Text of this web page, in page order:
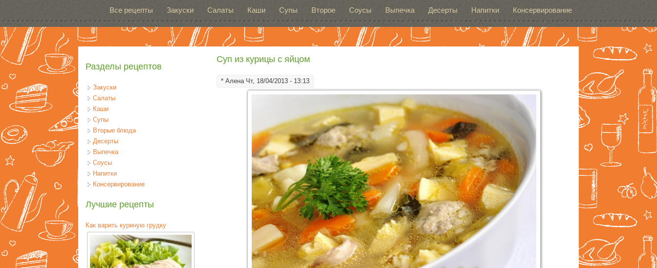
Все рецепты Закуски Салаты Каши Супы Второе Соусы Выпечка Десерты Напитки Консервирование
Суп из курицы с яйцом
*АленаЧт, 18/04/2013 - 13:13
Разделы рецептов
Закуски
Салаты
Каши
Супы
Вторые блюда
Десерты
Выпечка
Соусы
Напитки
Консервирование
Лучшие рецепты
Как варить куриную грудку